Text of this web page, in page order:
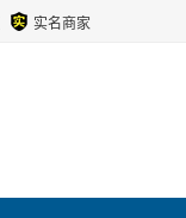
实名商家